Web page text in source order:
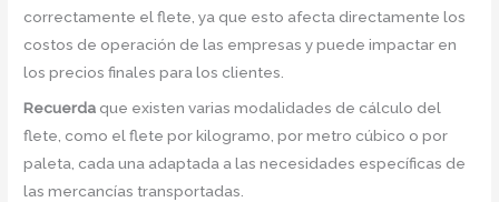
correctamente el flete, ya que esto afecta directamente los
costos de operación de las empresas y puede impactar en
los precios finales para los clientes.
Recuerda que existen varias modalidades de cálculo del
flete, como el flete por kilogramo, por metro cúbico o por
paleta, cada una adaptada a las necesidades específicas de
las mercancías transportadas.